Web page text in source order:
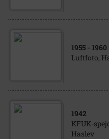
1955 - 1960
Luftfoto,
1942
KFUK-
Haslev